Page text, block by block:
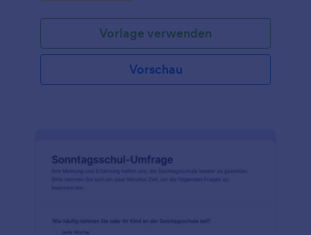
Vorlage verwenden
Vorschau